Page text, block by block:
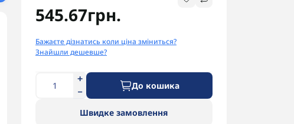
545.67грн.
Бажаєте дізнатись коли ціна зміниться?
Знайшли дешевше?
До кошика
Швидке замовлення